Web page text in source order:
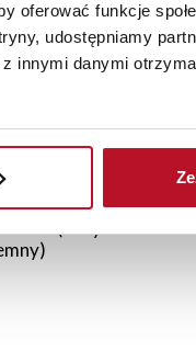
oferować funkcje
udostępniamy
innymi danymi